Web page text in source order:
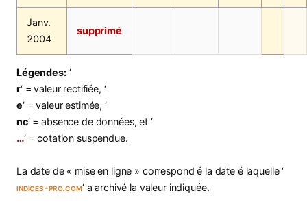
Janv.
2004
supprimé
Légendes:‘
r‘ = valeur rectifiée, ‘
e‘ = valeur estimée, ‘
nc‘ = absence de données, et ‘
…‘ = cotation suspendue.
La date de « mise en ligne » correspond é la date é laquelle ‘
indices-pro.com‘ a archivé la valeur indiquée.